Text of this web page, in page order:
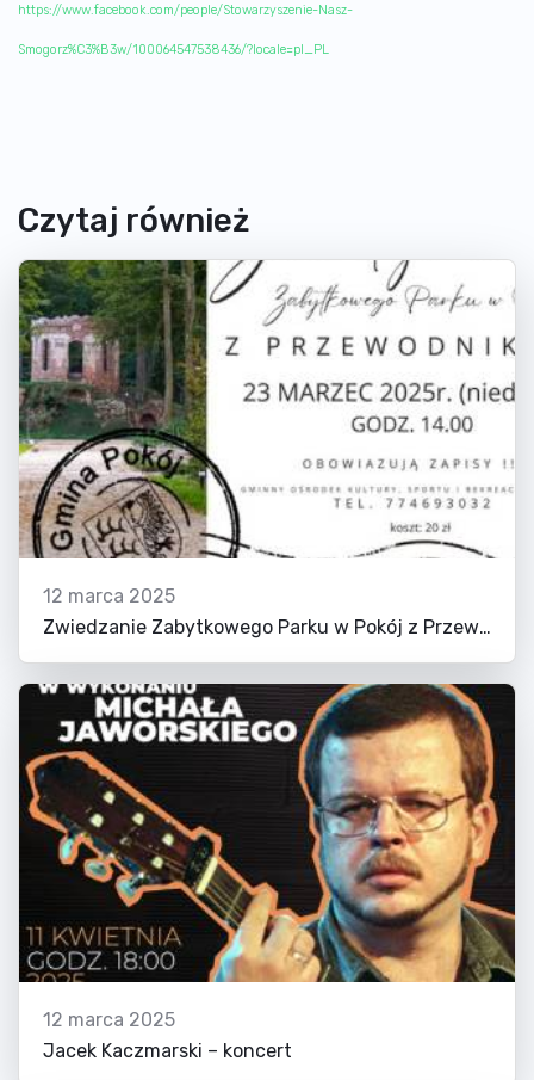
https://www.facebook.com/people/Stowarzyszenie-Nasz-
Smogorz%C3%B3w/100064547538436/?locale=pl_PL
Czytaj również
12 marca 2025
Zwiedzanie Zabytkowego Parku w Pokój z Przewodnikiem
12 marca 2025
Jacek Kaczmarski – koncert